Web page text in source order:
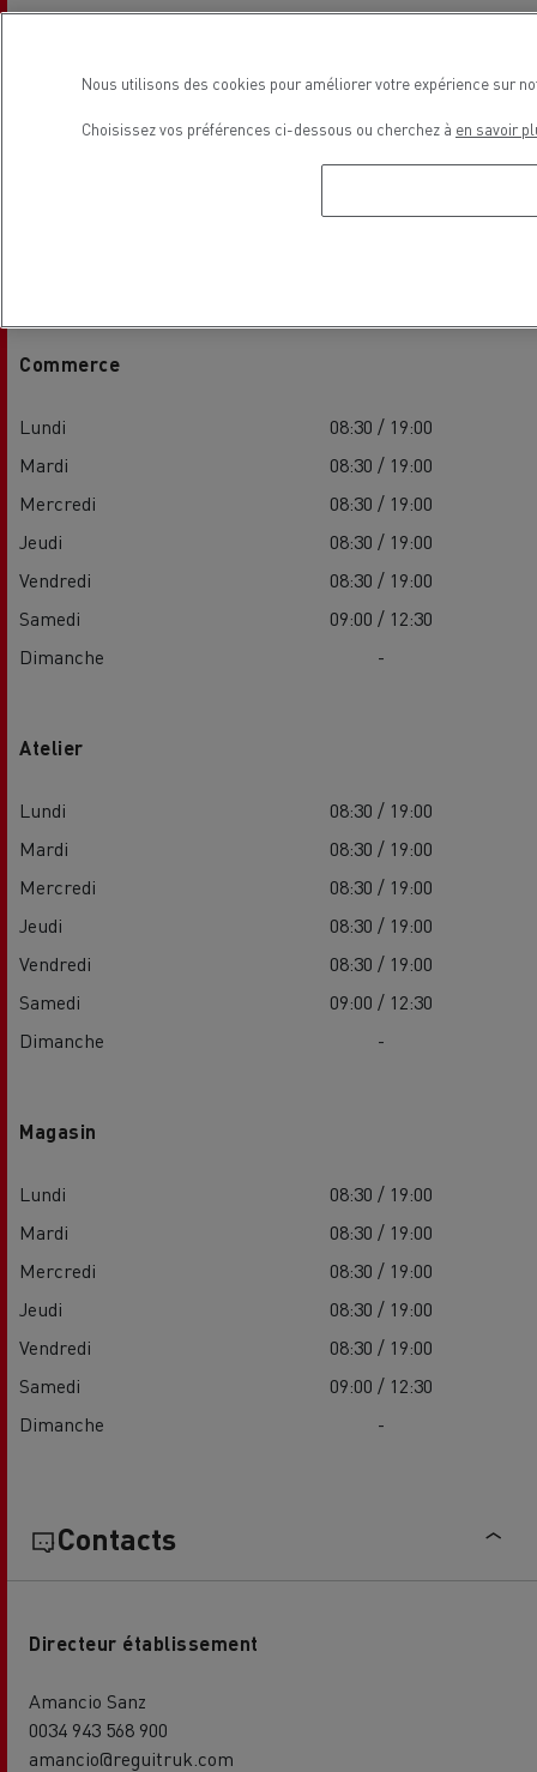
Commerce
Lundi
08:30 / 19:00
Mardi
08:30 / 19:00
Mercredi
08:30 / 19:00
Jeudi
08:30 / 19:00
Vendredi
08:30 / 19:00
Samedi
09:00 / 12:30
Dimanche
-
Atelier
Lundi
08:30 / 19:00
Mardi
08:30 / 19:00
Mercredi
08:30 / 19:00
Jeudi
08:30 / 19:00
Vendredi
08:30 / 19:00
Samedi
09:00 / 12:30
Dimanche
-
Magasin
Lundi
08:30 / 19:00
Mardi
08:30 / 19:00
Mercredi
08:30 / 19:00
Jeudi
08:30 / 19:00
Vendredi
08:30 / 19:00
Samedi
09:00 / 12:30
Dimanche
-
Contacts
Directeur établissement
Amancio Sanz
0034 943 568 900
amancio@reguitruk.com
Nous utilisons des cookies pour améliorer votre expérience sur
Choisissez vos préférences ci-dessous ou cherchez à en savoir